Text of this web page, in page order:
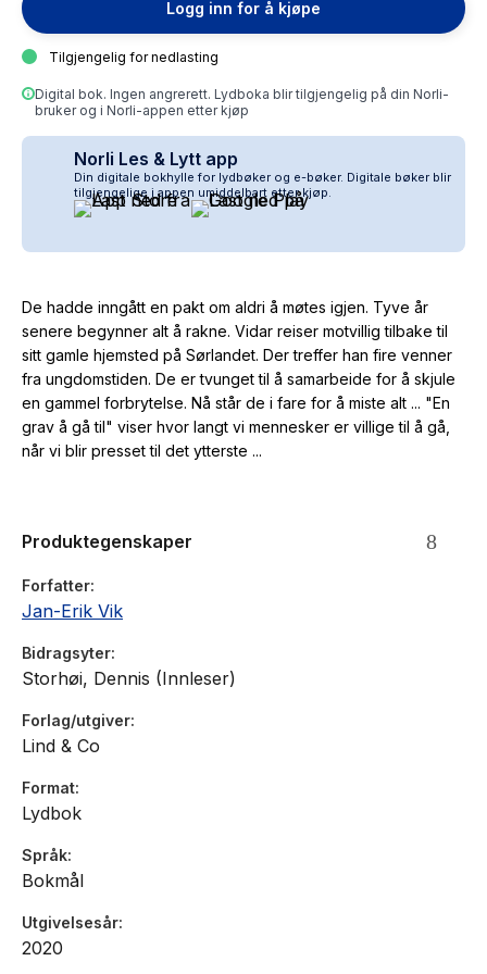
Logg inn for å kjøpe
Tilgjengelig for nedlasting
Digital bok. Ingen angrerett. Lydboka blir tilgjengelig på din Norli-
bruker og i Norli-appen etter kjøp
Norli Les & Lytt app
Din digitale bokhylle for lydbøker og e-bøker. Digitale bøker blir
tilgjengelige i appen umiddelbart etter kjøp.
De hadde inngått en pakt om aldri å møtes igjen. Tyve år
senere begynner alt å rakne. Vidar reiser motvillig tilbake til
sitt gamle hjemsted på Sørlandet. Der treffer han fire venner
fra ungdomstiden. De er tvunget til å samarbeide for å skjule
en gammel forbrytelse. Nå står de i fare for å miste alt ... "En
grav å gå til" viser hvor langt vi mennesker er villige til å gå,
når vi blir presset til det ytterste ...
Produktegenskaper
Forfatter
Jan-Erik Vik
Bidragsyter
Storhøi, Dennis (Innleser)
Forlag/utgiver
Lind & Co
Format
Lydbok
Språk
Bokmål
Utgivelsesår
2020